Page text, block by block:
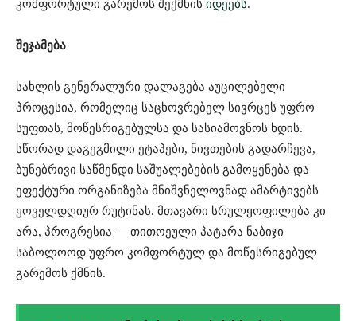
კომფორტული გარემოს შექმნის იდეებს⁠.
შეჯამება
სახლის გენერალური დალაგება აუცილებელი
პროცესია, რომელიც საცხოვრებელ სივრცეს უფრო
სუფთას, მოწესრიგებულსა და სასიამოვნოს ხდის.
სწორად დაგეგმილი ეტაპები, ნივთების გადარჩევა,
ბუნებრივი საწმენდი საშუალებების გამოყენება და
ეფექტური ორგანიზება მნიშვნელოვნად ამარტივებს
ყოველდღიურ რუტინას. მთავარი სრულყოფილება კი
არა, პროგრესია — თითოეული პატარა ნაბიჯი
საბოლოოდ უფრო კომფორტულ და მოწესრიგებულ
გარემოს ქმნის.